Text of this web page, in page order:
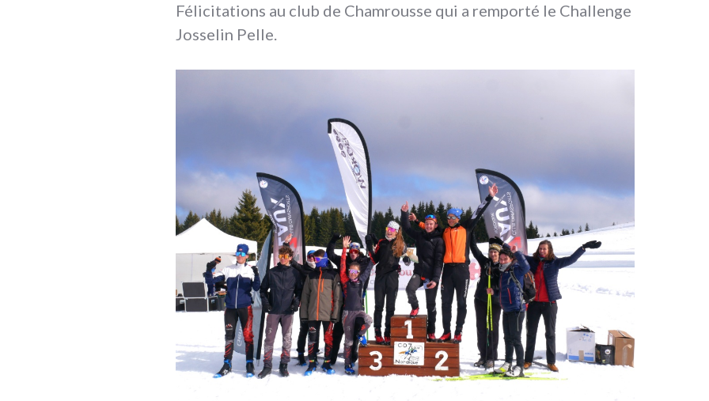
Félicitations au club de Chamrousse qui a remporté le Challenge
Josselin Pelle.